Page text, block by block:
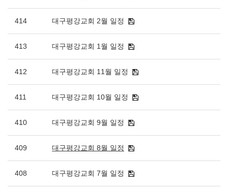
414 대구평강교회 2월 일정
413 대구평강교회 1월 일정
412 대구평강교회 11월 일정
411 대구평강교회 10월 일정
410 대구평강교회 9월 일정
409 대구평강교회 8월 일정
408 대구평강교회 7월 일정